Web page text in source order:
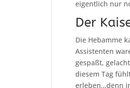
eigentlich nur
Der
Die Hebamme
Assistenten
gespaßt,
diesem Tag
erleben…denn